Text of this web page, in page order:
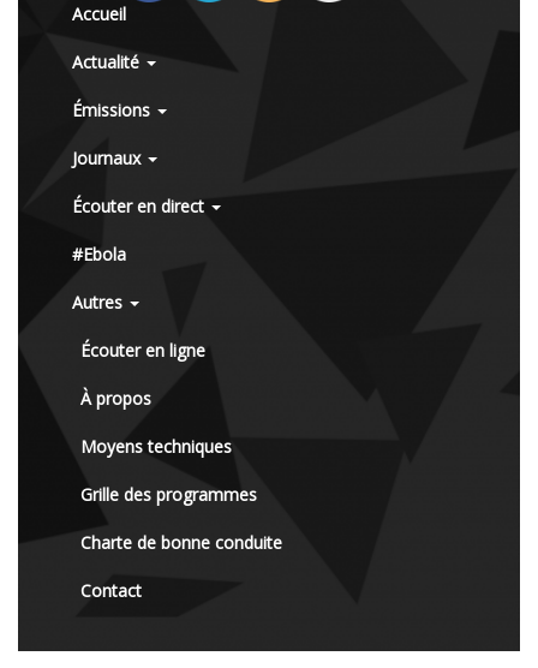
Accueil
Actualité
Émissions
Journaux
Écouter en direct
#Ebola
Autres
Écouter en ligne
À propos
Moyens techniques
Grille des programmes
Charte de bonne conduite
Contact